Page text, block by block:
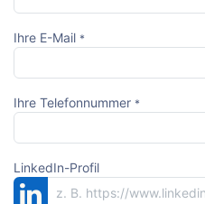
Ihre E-Mail *
Ihre Telefonnummer *
LinkedIn-Profil